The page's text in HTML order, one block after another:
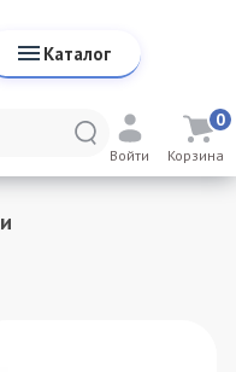
Каталог
Войти Корзина
0
Трубы и фитинги